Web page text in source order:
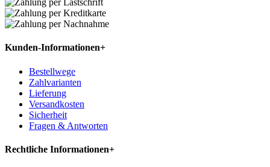
Kunden-Informationen+
Bestellwege
Zahlvarianten
Lieferung
Versandkosten
Sicherheit
Fragen & Antworten
Rechtliche Informationen+